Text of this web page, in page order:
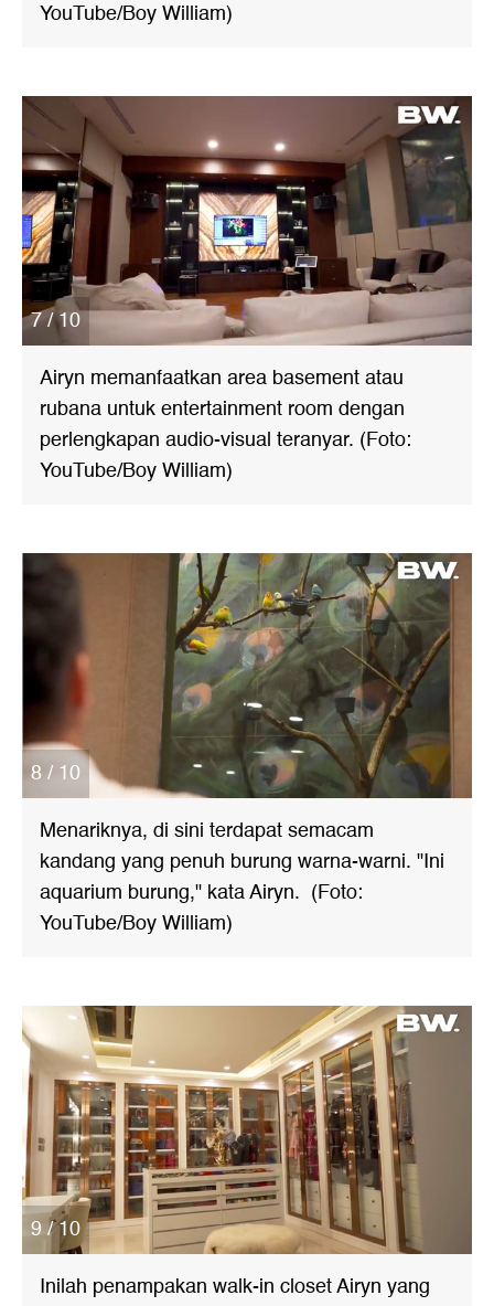
YouTube/Boy William)
7 / 10
Airyn memanfaatkan area basement atau
rubana untuk entertainment room dengan
perlengkapan audio-visual teranyar. (Foto:
YouTube/Boy William)
8 / 10
Menariknya, di sini terdapat semacam
kandang yang penuh burung warna-warni. "Ini
aquarium burung," kata Airyn. (Foto:
YouTube/Boy William)
9 / 10
Inilah penampakan walk-in closet Airyn yang